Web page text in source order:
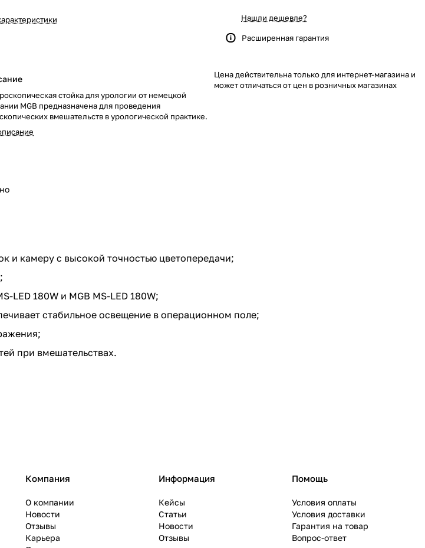
стойка для урологии от немецкой
MGB предназначена для проведения
вмешательств в урологической практике.
Нашли дешевле?
Расширенная гарантия
Цена действительна только для интернет-магазина и
может отличаться от цен в розничных магазинах
и камеру с высокой точностью цветопередачи;
LED 180W и MGB MS-LED 180W;
стабильное освещение в операционном поле;
при вмешательствах.
Компания
О компании
Новости
Отзывы
Карьера
Информация
Кейсы
Статьи
Новости
Отзывы
Помощь
Условия оплаты
Условия доставки
Гарантия на товар
Вопрос-ответ